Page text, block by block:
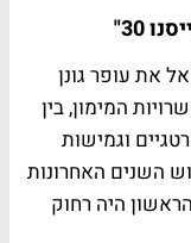
את עופר גונן
המימון, בין
וגמישות
השנים האחרונות
הראשון היה רחוק